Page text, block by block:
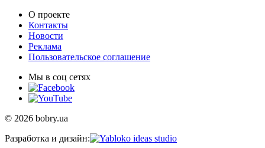
О проекте
Контакты
Новости
Реклама
Пользовательское соглашение
Мы в соц сетях
© 2026 bobry.ua
Разработка и дизайн: